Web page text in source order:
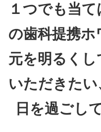
１つでも当
の歯科提携ホ
元を明るく
いただきた
日を過ごし